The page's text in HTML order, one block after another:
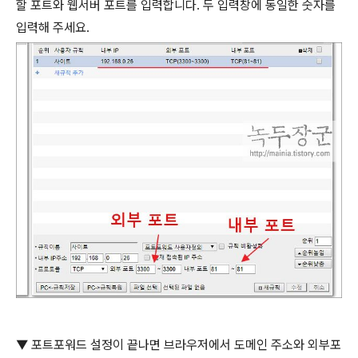
할 포트와 웹서버 포트를 입력합니다. 두 입력창에 동일한 숫자를
입력해 주세요.
▼ 포트포워드 설정이 끝나면 브라우저에서 도메인 주소와 외부포